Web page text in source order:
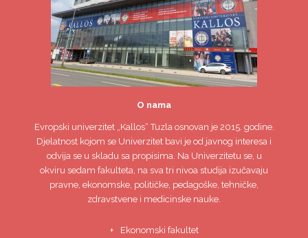
O nama
Evropski univerzitet„Kallos“ Tuzla osnovan je 2015. godine.
Djelatnost kojom se Univerzitet bavi je od javnog interesa i
odvija se u skladu sa propisima. Na Univerzitetu se, u
okviru sedam fakulteta, na sva tri nivoa studija izučavaju
pravne, ekonomske, političke, pedagoške, tehničke,
zdravstvene i medicinske nauke.
Ekonomski fakultet